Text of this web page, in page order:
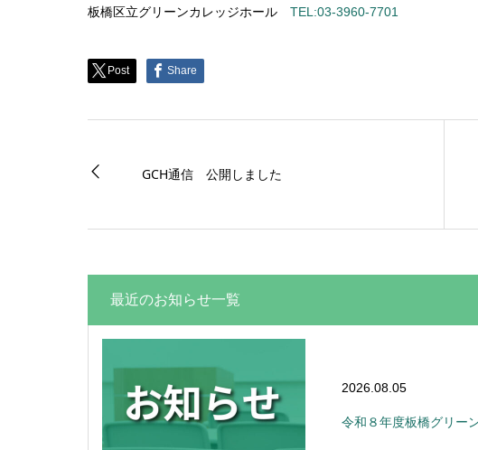
板橋区立グリーンカレッジホール TEL:03-3960-7701
Post Share
GCH通信 公開しました
最近のお知らせ一覧
2026.08.05
令和８年度板橋グリー